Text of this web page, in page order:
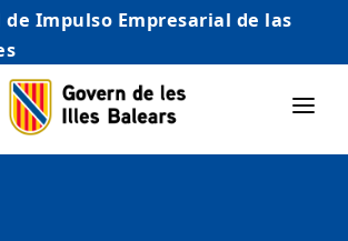
de Impulso Empresarial de las